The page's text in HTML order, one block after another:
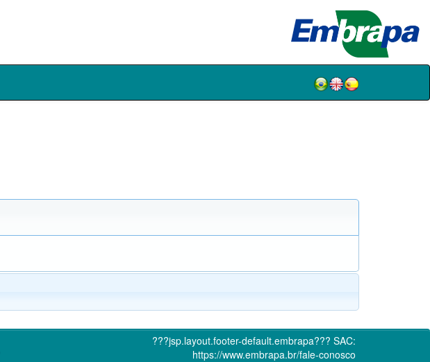
???jsp.layout.footer-default.embrapa??? SAC:
https://www.embrapa.br/fale-conosco